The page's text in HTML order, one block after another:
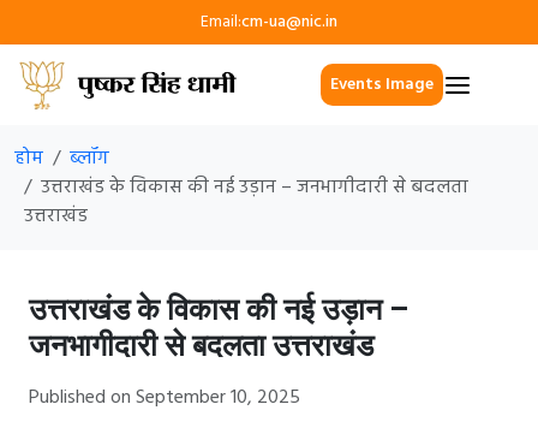
Email:cm-ua@nic.in
Events Image
होम
ब्लॉग
उत्तराखंड के विकास की नई उड़ान – जनभागीदारी से बदलता
उत्तराखंड
उत्तराखंड के विकास की नई उड़ान –
जनभागीदारी से बदलता उत्तराखंड
Published on September 10, 2025